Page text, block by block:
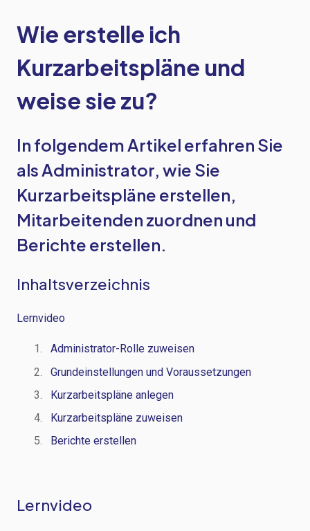
Wie erstelle ich
Kurzarbeitspläne und
weise sie zu?
In folgendem Artikel erfahren Sie
als Administrator, wie Sie
Kurzarbeitspläne erstellen,
Mitarbeitenden zuordnen und
Berichte erstellen.
Inhaltsverzeichnis
Lernvideo
Administrator-Rolle zuweisen
Grundeinstellungen und Voraussetzungen
Kurzarbeitspläne anlegen
Kurzarbeitspläne zuweisen
Berichte erstellen
Lernvideo